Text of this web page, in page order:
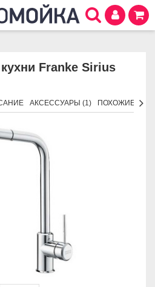
Franke Sirius
АКСЕССУАРЫ (1) ПОХОЖИЕ